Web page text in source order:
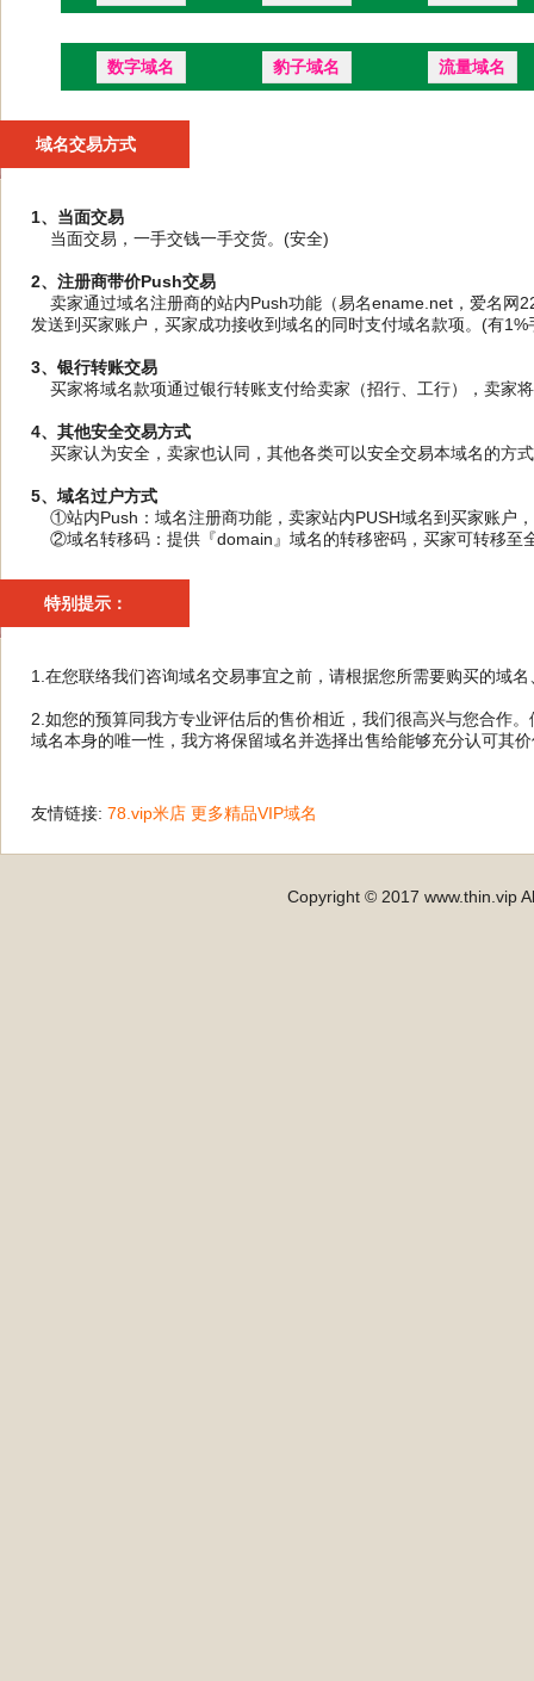
数字域名 豹子域名 流量域名
域名交易方式
1、当面交易
当面交易，一手交钱一手交货。(安全)
2、注册商带价Push交易
卖家通过域名注册商的站内Push功能（易名ename.net，爱名网
发送到买家账户，买家成功接收到域名的同时支付域名款项。(有
3、银行转账交易
买家将域名款项通过银行转账支付给卖家（招行、工行），卖家
4、其他安全交易方式
买家认为安全，卖家也认同，其他各类可以安全交易本域名的方
5、域名过户方式
①站内Push：域名注册商功能，卖家站内PUSH域名到买家账户
②域名转移码：提供『domain』域名的转移密码，买家可转移至
特别提示：
1.在您联络我们咨询域名交易事宜之前，请根据您所需要购买的域
2.如您的预算同我方专业评估后的售价相近，我们很高兴与您合作
域名本身的唯一性，我方将保留域名并选择出售给能够充分认可其
友情链接: 78.vip米店 更多精品VIP域名
Copyright © 2017 www.thin.vip